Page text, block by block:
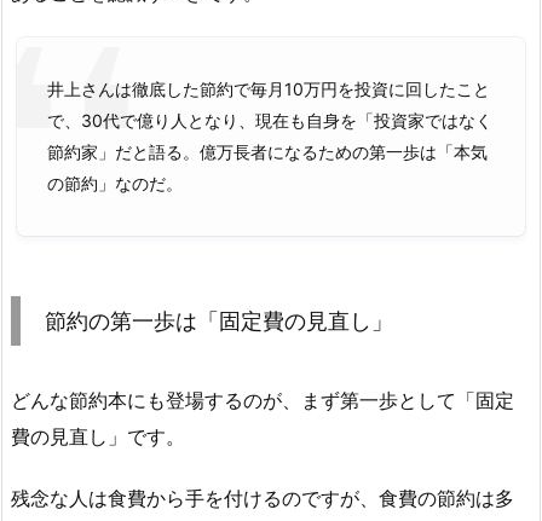
井上さんは徹底した節約で毎月10万円を投資に回したこと
で、30代で億り人となり、現在も自身を「投資家ではなく
節約家」だと語る。億万長者になるための第一歩は「本気
の節約」なのだ。
節約の第一歩は「固定費の見直し」
どんな節約本にも登場するのが、まず第一歩として「固定
費の見直し」です。
残念な人は食費から手を付けるのですが、食費の節約は多